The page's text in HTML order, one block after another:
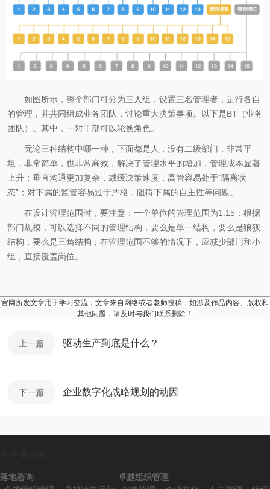
如图所示，整个部门可分为三人组，设置三名管理者，进行各自
的管理，并共同组成业务团队，讨论重大决策事项。以下是BT（业务
团队）。其中，一对干部可以轮换角色。
无论三种结构中哪一种，下面都是人，没有二级部门，非常平
坦，非常简单，也非常高效，解决了管理水平的增加，管理成本显著
上升；垂直沟通更加复杂，减缓决策速度，高管容易处于“隔离状
态”；对下属的监管容易过于严格，阻碍下属的自主性等问题。
在设计管理范围时，要注意：一个单位的管理范围为1:15；根据
部门规模，可以选择不同的管理结构，要么是单一结构，要么是狼狈
结构，要么是三角结构；在管理范围不够的情况下，应减少部门和小
组，直接覆盖岗位。
官网所发文章用于学习交流；文章来自网络或者老师投稿，如涉及作品内容、版权和
其他问题，请及时与我们联系删除！
上一篇 驱动生产到底是什么？
下一篇 企业数字化战略规划的动因
落地咨询
卓越组织管理